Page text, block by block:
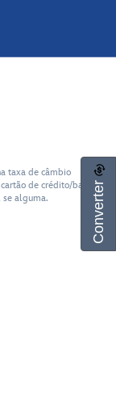
Converter
taxa de câmbio
de crédito/banco
alguma.